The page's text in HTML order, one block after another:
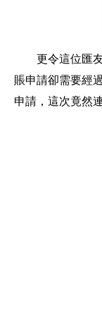
更令這位匯
賬申請卻需要經
申請，這次竟然